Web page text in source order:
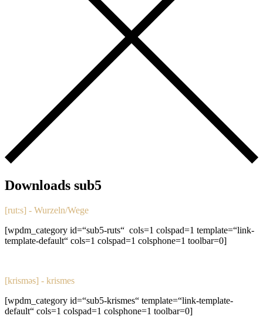
Downloads sub5
[rut:s] - Wurzeln/Wege
[wpdm_category id=“sub5-ruts“ cols=1 colspad=1 template=“link-
template-default“ cols=1 colspad=1 colsphone=1 toolbar=0]
[krisməs] - krismes
[wpdm_category id=“sub5-krismes“ template=“link-template-
default“ cols=1 colspad=1 colsphone=1 toolbar=0]